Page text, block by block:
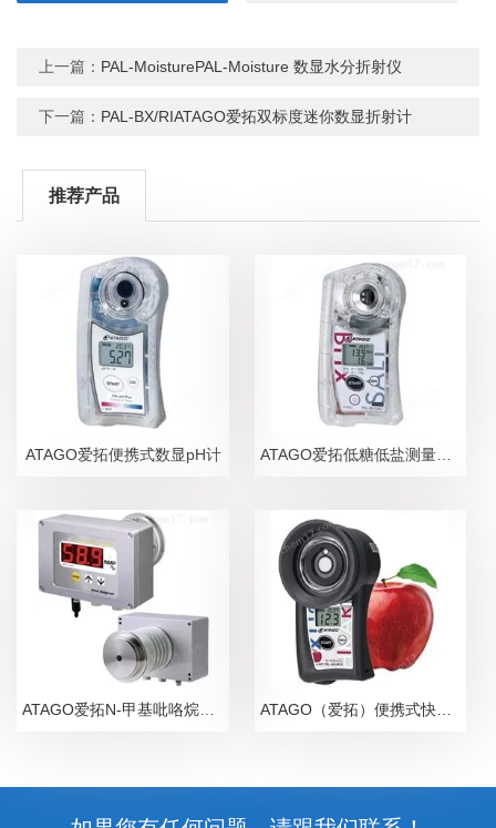
上一篇： PAL-MoisturePAL-Moisture 数显水分折射仪
下一篇： PAL-BX/RIATAGO爱拓双标度迷你数显折射计
推荐产品
ATAGO爱拓便携式数显pH计 ATAGO爱拓低糖低盐测量糖盐度计
ATAGO爱拓N-甲基吡咯烷酮NMP在线浓度计 ATAGO（爱拓）便携式快速苹果无损糖度计